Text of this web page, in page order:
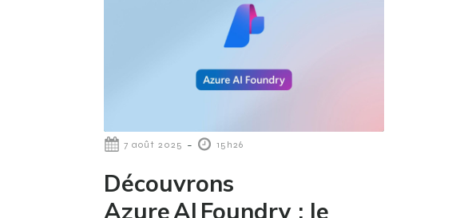
7 août 2025 - 15h26
Découvrons
Azure AI Foundry : le